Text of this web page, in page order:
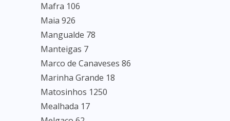
Mafra 106
Maia 926
Mangualde 78
Manteigas 7
Marco de Canaveses 86
Marinha Grande 18
Matosinhos 1250
Mealhada 17